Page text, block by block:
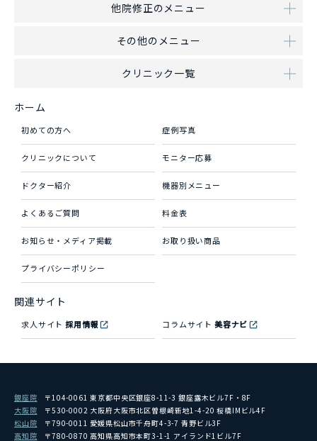
他院修正のメニュー
その他のメニュー
クリニック一覧
ホーム
初めての方へ 症例写真
クリニックについて モニター応募
ドクター紹介 機器別メニュー
よくあるご質問 料金表
お知らせ・メディア掲載 お取り扱い商品
プライバシーポリシー
関連サイト
求人サイト採用情報 コラムサイト 美容ナビ
銀座院
〒104-0061 東京都中央区銀座8-11-3 銀座露木ビル7F・8F
大阪院
〒530-0002 大阪府大阪市北区曽根崎新地1-4-20 桜橋IMビル4F
松山院
〒790-0011 愛媛県松山市千舟町4-3-7 青野ビル3F
高知院
〒780-0870 高知県高知市本町3-1-1 アイランド1ビル7F